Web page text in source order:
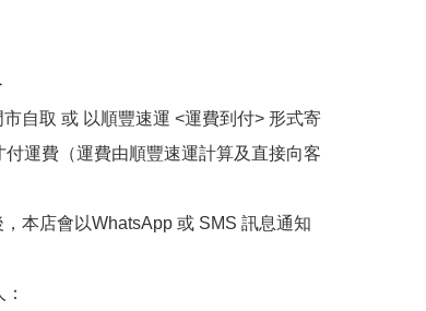
自取 或 以順豐速運 <運費到付> 形式寄
運費（運費由順豐速運計算及直接向客
本店會以WhatsApp 或 SMS 訊息通知